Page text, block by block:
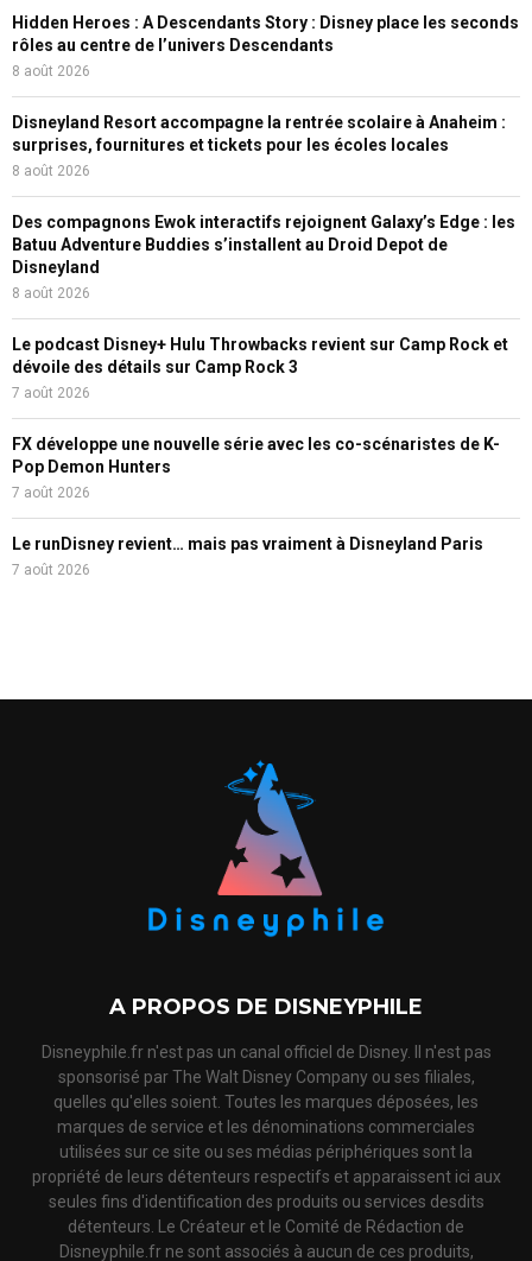
Hidden Heroes : A Descendants Story : Disney place les seconds
rôles au centre de l’univers Descendants
8 août 2026
Disneyland Resort accompagne la rentrée scolaire à Anaheim :
surprises, fournitures et tickets pour les écoles locales
8 août 2026
Des compagnons Ewok interactifs rejoignent Galaxy’s Edge : les
Batuu Adventure Buddies s’installent au Droid Depot de
Disneyland
8 août 2026
Le podcast Disney+ Hulu Throwbacks revient sur Camp Rock et
dévoile des détails sur Camp Rock 3
7 août 2026
FX développe une nouvelle série avec les co-scénaristes de K-
Pop Demon Hunters
7 août 2026
Le runDisney revient… mais pas vraiment à Disneyland Paris
7 août 2026
A PROPOS DE DISNEYPHILE
Disneyphile.fr n'est pas un canal officiel de Disney. Il n'est pas
sponsorisé par The Walt Disney Company ou ses filiales,
quelles qu'elles soient. Toutes les marques déposées, les
marques de service et les dénominations commerciales
utilisées sur ce site ou ses médias périphériques sont la
propriété de leurs détenteurs respectifs et apparaissent ici aux
seules fins d'identification des produits ou services desdits
détenteurs. Le Créateur et le Comité de Rédaction de
Disneyphile.fr ne sont associés à aucun de ces produits,